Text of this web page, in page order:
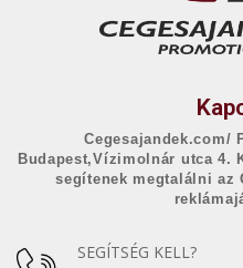
Cegesajandek.com/
Budapest,Vízimolnár utca 4.
segítenek megtalálni az
SEGÍTSÉG KELL?